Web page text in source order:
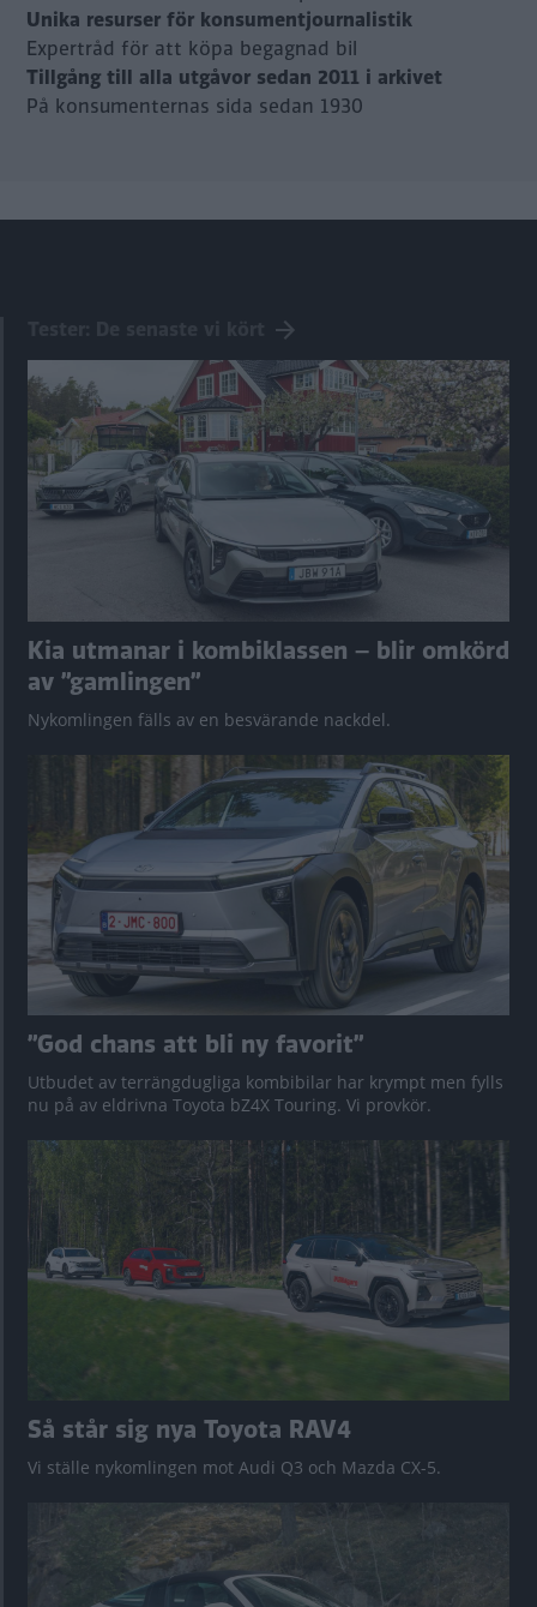
Unika resurser för konsumentjournalistik
Expertråd för att köpa begagnad bil
Tillgång till alla utgåvor sedan 2011 i arkivet
På konsumenternas sida sedan 1930
Kia utmanar i kombiklassen – blir omkörd
av ”gamlingen”
Nykomlingen fälls av en besvärande nackdel.
”God chans att bli ny favorit”
Utbudet av terrängdugliga kombibilar har krympt men fylls
nu på av eldrivna Toyota bZ4X Touring. Vi provkör.
Så står sig nya Toyota RAV4
Vi ställe nykomlingen mot Audi Q3 och Mazda CX-5.